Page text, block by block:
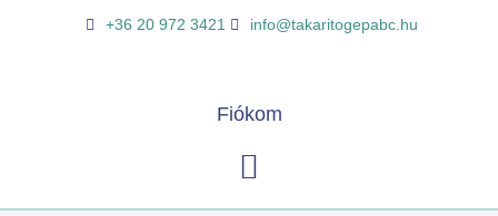
+36 20 972 3421 info@takaritogepabc.hu
Fiókom
Kosár
mennyiség